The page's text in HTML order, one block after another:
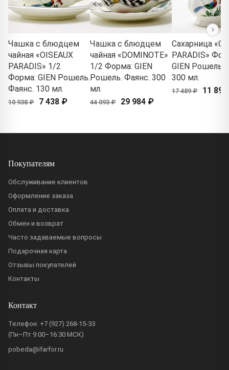
Чашка с блюдцем
чайная «OISEAUX
PARADIS» 1/2
Форма: GIEN Рошель.
Фаянс. 130 мл.
10 938 ₽ 7 438 ₽
Чашка с блюдцем
чайная «DOMINOTE»
1/2 Форма: GIEN
Рошель. Фаянс. 300
мл.
44 093 ₽ 29 984 ₽
Сахарница
PARADIS»
GIEN Рошель.
300 мл.
17 489 ₽ 11
Покупателям
Обслуживание клиентов
Оформление заказа
Оплата и доставка
Обмен и возврат
Часто задаваемые вопросы
Подарочная карта
Отзывы покупателей
Контакты
Контакт
Телефон: +7 (927) 268-15-33
(Пн–Пт 9:00–16:30 МСК)
pobeda@ifarfor.ru